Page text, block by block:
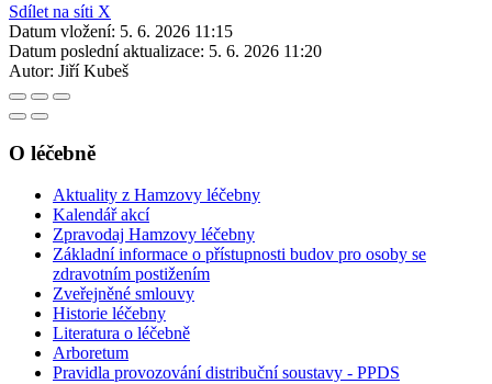
Sdílet na síti X
Datum vložení: 5. 6. 2026 11:15
Datum poslední aktualizace: 5. 6. 2026 11:20
Autor: Jiří Kubeš
O léčebně
Aktuality z Hamzovy léčebny
Kalendář akcí
Zpravodaj Hamzovy léčebny
Základní informace o přístupnosti budov pro osoby se
zdravotním postižením
Zveřejněné smlouvy
Historie léčebny
Literatura o léčebně
Arboretum
Pravidla provozování distribuční soustavy - PPDS